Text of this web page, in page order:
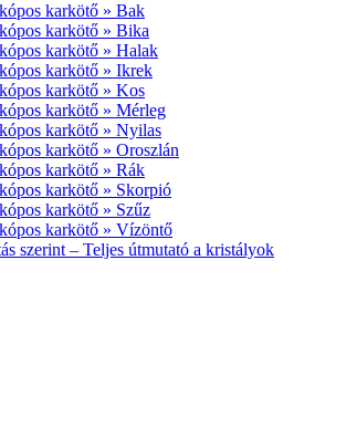
karkötő » Bak
karkötő » Bika
karkötő » Halak
karkötő » Ikrek
karkötő » Kos
karkötő » Mérleg
karkötő » Nyilas
karkötő » Oroszlán
karkötő » Rák
karkötő » Skorpió
karkötő » Szűz
karkötő » Vízöntő
szerint – Teljes útmutató a kristályok